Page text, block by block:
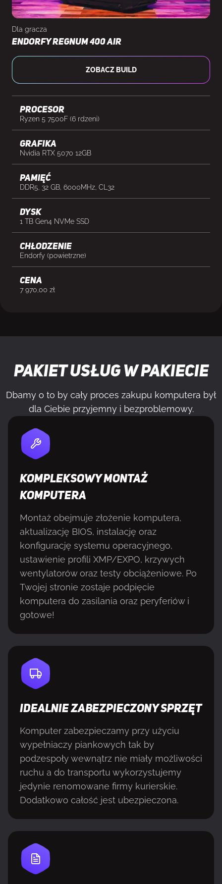
Dla gracza
Endorfy Regnum 400 Air
ZOBACZ BUILD
Procesor
Ryzen 5 7500F (6 rdzeni)
Grafika
Nvidia RTX 5070 12GB
Pamięć
DDR5, 32 GB, 6000MHz, CL32
Dysk
1 TB Gen4 NVMe SSD
Chłodzenie
Endorfy (powietrzne)
cena
7 970,00 zł
Pakiet usług w pakiecie
Dbamy o to by cały proces zakupu komputera był
dla Ciebie przyjemny i bezproblemowy.
KOMPLEKSOWY MONTAŻ
KOMPUTERA
Montaż obejmuje złożenie komputera,
aktualizację BIOS, instalację oraz
konfigurację systemu operacyjnego,
ustawienie profili XMP/EXPO, krzywych
wentylatorów oraz testy obciążeniowe. Po
Twojej stronie zostaje podpięcie
komputera do zasilania oraz peryferiów i
gotowe!
IDEALNIE ZABEZPIECZONY SPRZĘT
Komputer zabezpieczamy przy użyciu
wypełniaczy piankowych tak by
podzespoły wewnątrz nie miały możliwości
ruchu a do transportu wykorzystujemy
jedynie renomowane firmy kurierskie.
Dodatkowo całość jest ubezpieczona.